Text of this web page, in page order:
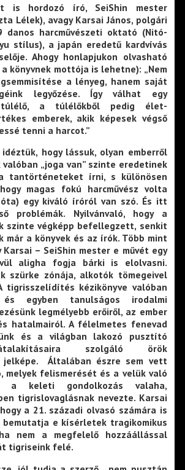
is hordozó író, SeiShin mester
Lélek), avagy Karsai János, polgári
danos harcművészeti oktató (Nitó-
stílus), a japán eredetű kardvívás
Ahogy honlapjukon olvasható
könyvnek mottója is lehetne): „Nem
a lényeg, hanem saját
legyőzése. Így válhat egy
túlélő, a túlélőkből pedig élet-
emberek, akik képesek végső
tenni a harcot.”
hogy lássuk, olyan emberről
valóban „joga van” szinte eredetinek
tantörténeteket írni, s különösen
magas fokú harcművész volta
egy kiváló íróról van szó. És itt
problémák. Nyilvánvaló, hogy a
szinte végképp befellegzett, senkit
már a könyvek és az írók. Több mint
Karsai – SeiShin mester e művét egy
aligha fogja bárki is elolvasni.
szürke zónája, alkotók tömegeivel
tigrisszelídítés kézikönyve valóban
és egyben tanulságos irodalmi
legmélyebb erőiről, az ember
hatalmairól. A félelmetes fenevad
és a világban lakozó pusztító
szolgáló örök
jelképe. Általában észre sem vett
melyek felismerését és a velük való
a keleti gondolkozás valaha,
tigrislovaglásnak nevezte. Karsai
a 21. századi olvasó számára is
bemutatja e kísérletek tragikomikus
nem a megfelelő hozzáállással
tigriseink felé.